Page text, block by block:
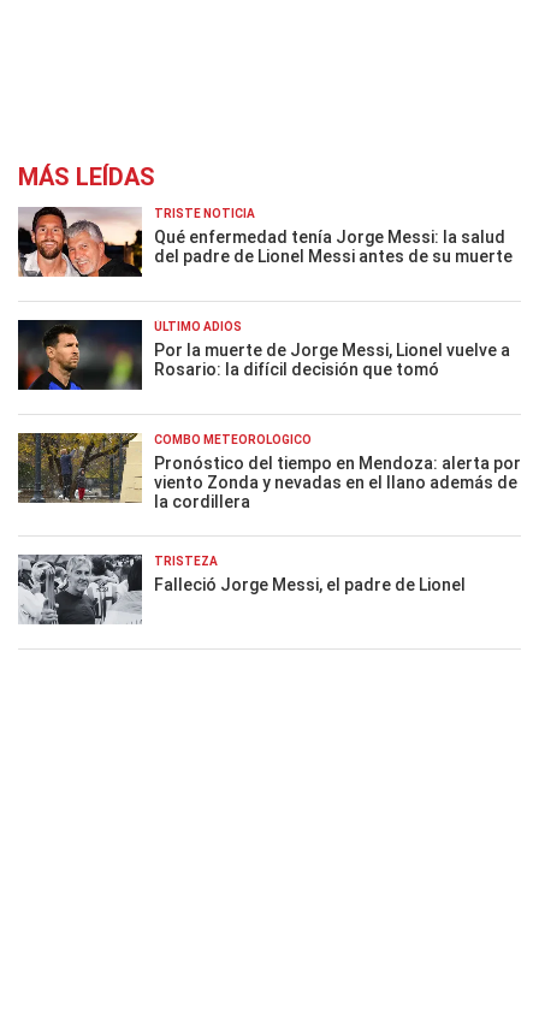
MÁS LEÍDAS
TRISTE NOTICIA
Qué enfermedad tenía Jorge Messi: la salud
del padre de Lionel Messi antes de su muerte
ÚLTIMO ADIÓS
Por la muerte de Jorge Messi, Lionel vuelve a
Rosario: la difícil decisión que tomó
COMBO METEOROLÓGICO
Pronóstico del tiempo en Mendoza: alerta por
viento Zonda y nevadas en el llano además de
la cordillera
TRISTEZA
Falleció Jorge Messi, el padre de Lionel